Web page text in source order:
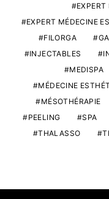
EXPERT MÉDECINE
FILORGA
INJECTABLES
MEDISPA
MÉDECINE
MÉSOTHÉRAPIE
PEELING
SPA
THALASSO